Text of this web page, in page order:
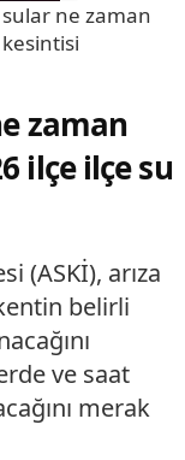
ne zaman
zaman
ilçe ilçe su
(ASKİ), arıza
belirli
ve saat
merak